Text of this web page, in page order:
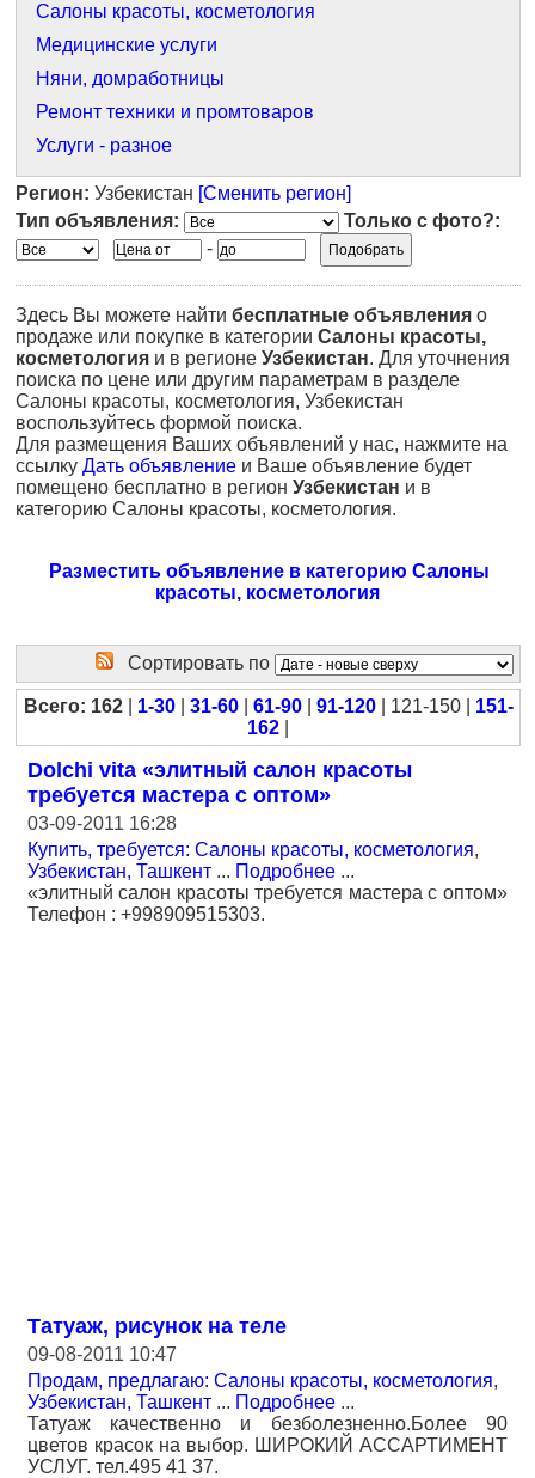
Салоны красоты, косметология
Медицинские услуги
Няни, домработницы
Ремонт техники и промтоваров
Услуги - разное
Регион: Узбекистан [Сменить регион]
Тип объявления:
Только с фото?:
-
Здесь Вы можете найти бесплатные объявления о
продаже или покупке в категории Салоны красоты,
косметология и в регионе Узбекистан. Для уточнения
поиска по цене или другим параметрам в разделе
Салоны красоты, косметология, Узбекистан
воспользуйтесь формой поиска.
Для размещения Ваших объявлений у нас, нажмите на
ссылку Дать объявление и Ваше объявление будет
помещено бесплатно в регион Узбекистан и в
категорию Салоны красоты, косметология.
Разместить объявление в категорию Салоны
красоты, косметология
Сортировать по
Всего: 162| 1-30| 31-60| 61-90| 91-120| 121-150 | 151-
162
Dolchi vita «элитный салон красоты
требуется мастера с оптом»
03-09-2011 16:28
Купить, требуется: Салоны красоты, косметология,
Узбекистан, Ташкент ... Подробнее ...
«элитный салон красоты требуется мастера с оптом»
Телефон : +998909515303.
Татуаж, рисунок на теле
09-08-2011 10:47
Продам, предлагаю: Салоны красоты, косметология,
Узбекистан, Ташкент ... Подробнее ...
Татуаж качественно и безболезненно.Более 90
цветов красок на выбор. ШИРОКИЙ АССАРТИМЕНТ
УСЛУГ. тел.495 41 37.